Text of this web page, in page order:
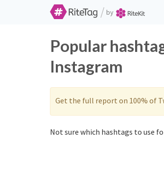
/ by
Popular
Instagram
Get the full report on 100% of
Not sure which hashtags to use